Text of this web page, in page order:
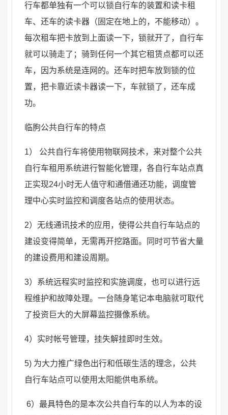
行车都单独有一个可以锁自行车的装置和读卡租
车、还车的读卡器（固定在地上的，不能移动）。
每次租车把卡放到上面读一下，锁就开了，自行车
就可以骑走了；骑到任何一个其它租赁点都可以还
车，因为系统是连网的。还车时把车放到锁的位
置，把卡靠近读卡器读一下，车就锁了，还车成
功。
临朐公共自行车的特点
1） 公共自行车将使用物联网技术，来对整个公共
自行车租用系统进行智能化管理，各自行车站点真
正实现24小时无人值守和通借通还功能，调度管
理中心实时监控和调度各站点的使用状态。
2）无线通讯技术的应用，使得公共自行车站点的
建设变得简单，无需再开挖路面。同时可节省大量
的建设费用和建设周期。
3）系统远程实时监控和实施调度，也可以进行远
程维护和故障处理。一台随身笔记本电脑就可取代
了投资巨大的大屏幕监控摄像系统。
4）实时帐号管理，挂失解挂即时生效。
5) 为大力推广绿色出行和低碳生活的理念，公共
自行车站点可以使用太阳能供电系统。
6）最具特色的是本次公共自行车的以人为本的设